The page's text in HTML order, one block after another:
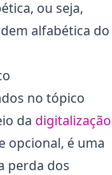
ou seja,
alfabética do
no tópico
da digitalização
opcional, é uma
perda dos